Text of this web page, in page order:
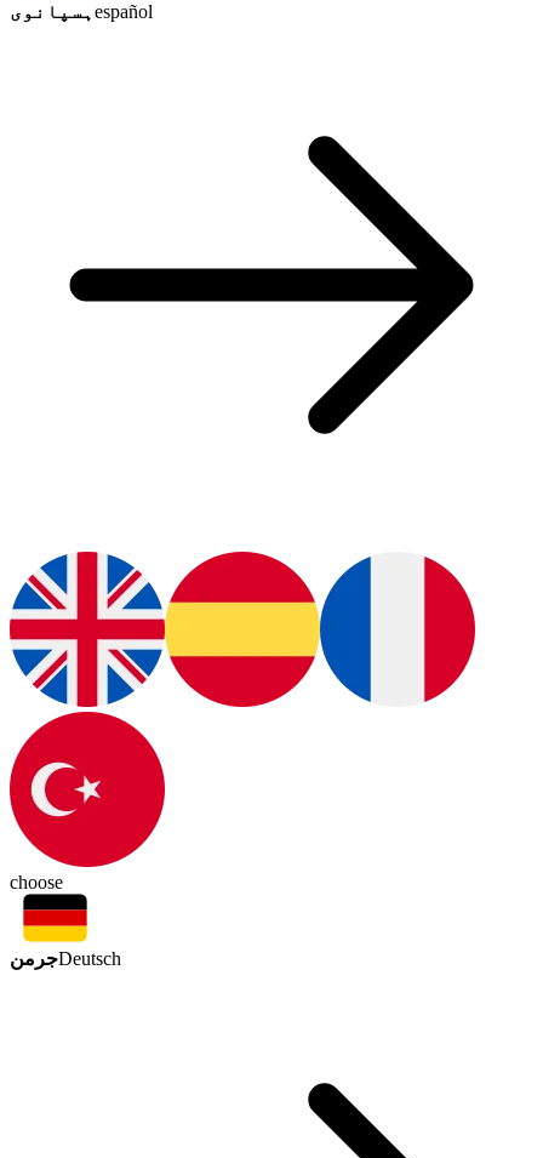
ہسپانوی español
choose
جرمنDeutsch